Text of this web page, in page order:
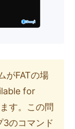
がFATの場
for
す。この問
3のコマンド